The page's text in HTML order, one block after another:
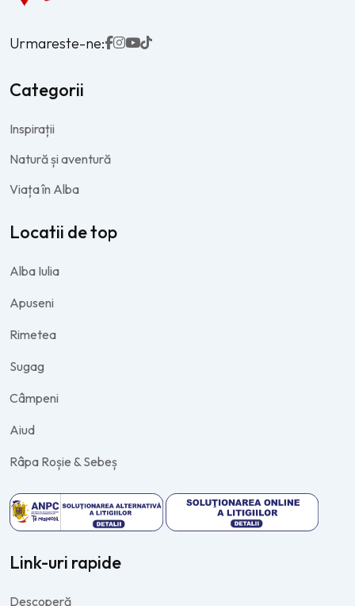
Urmareste-ne:
Categorii
Inspirații
Natură și aventură
Viața în Alba
Locatii de top
Alba Iulia
Apuseni
Rimetea
Sugag
Câmpeni
Aiud
Râpa Roșie & Sebeș
Link-uri rapide
Descoperă